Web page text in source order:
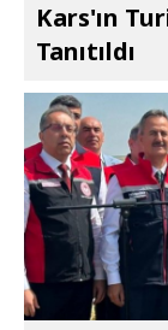
Kars'ın
Tanıtıldı